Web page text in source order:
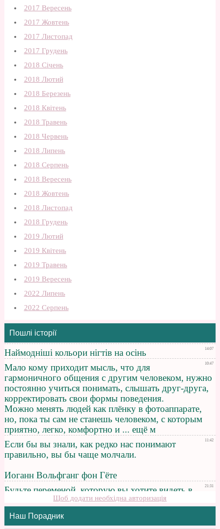
2017 Вересень
2017 Жовтень
2017 Листопад
2017 Грудень
2018 Січень
2018 Лютий
2018 Березень
2018 Квітень
2018 Травень
2018 Червень
2018 Липень
2018 Серпень
2018 Вересень
2018 Жовтень
2018 Листопад
2018 Грудень
2019 Лютий
2019 Квітень
2019 Травень
2019 Вересень
2022 Липень
2022 Серпень
Пошлі історії
Щоб додати необхідна авторизація
Наш Порадник